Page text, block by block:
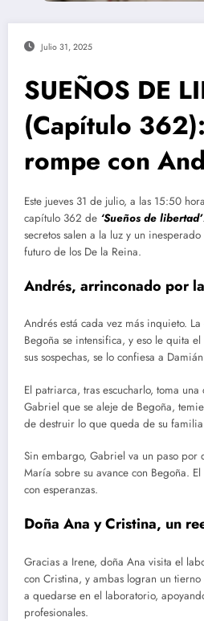
Julio 31, 2025
SUEÑOS DE
(Capítulo
rompe con
Este jueves 31 de julio, a las 15:50
capítulo 362 de ‘Sueños de libertad’
secretos salen a la luz y un
futuro de los De la Reina.
Andrés, arrinconado por
Andrés está cada vez más inquieto.
Begoña se intensifica, y eso le quita
sus sospechas, se lo confiesa a
El patriarca, tras escucharlo, toma
Gabriel que se aleje de Begoña,
de destruir lo que queda de su
Sin embargo, Gabriel va un paso por
María sobre su avance con Begoña.
con esperanzas.
Doña Ana y Cristina, un
Gracias a Irene, doña Ana visita el
con Cristina, y ambas logran un
a quedarse en el laboratorio,
profesionales.